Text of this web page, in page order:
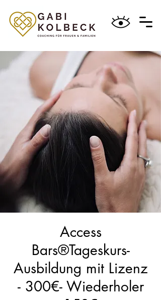
Access
Bars®Tageskurs-
Ausbildung mit Lizenz
- 300€- Wiederholer